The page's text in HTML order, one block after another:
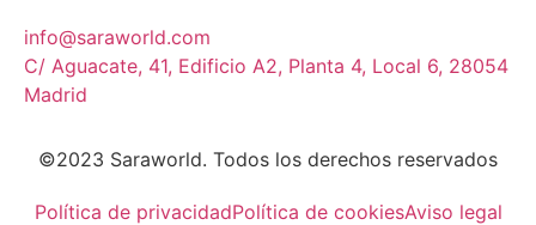
info@saraworld.com
C/ Aguacate, 41, Edificio A2, Planta 4, Local 6, 28054
Madrid
©2023 Saraworld. Todos los derechos reservados
Política de privacidadPolítica de cookiesAviso legal